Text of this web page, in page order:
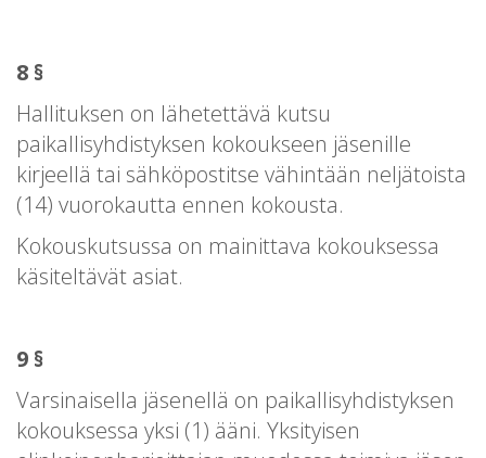
8 §
Hallituksen on lähetettävä kutsu
paikallisyhdistyksen kokoukseen jäsenille
kirjeellä tai sähköpostitse vähintään neljätoista
(14) vuorokautta ennen kokousta.
Kokouskutsussa on mainittava kokouksessa
käsiteltävät asiat.
9 §
Varsinaisella jäsenellä on paikallisyhdistyksen
kokouksessa yksi (1) ääni. Yksityisen